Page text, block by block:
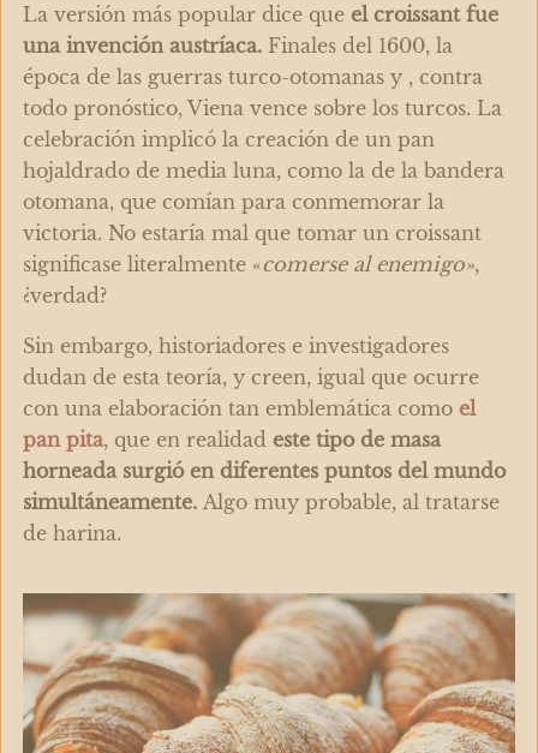
La versión más popular dice queel croissant fue
una invención austríaca.Finales del 1600, la
época de las guerras turco-otomanas y , contra
todo pronóstico, Viena vence sobre los turcos. La
celebración implicó la creación de un pan
hojaldrado de media luna, como la de la bandera
otomana, que comían para conmemorar la
victoria. No estaría mal que tomar un croissant
significase literalmente «comerse al enemigo»,
¿verdad?
Sin embargo, historiadores e investigadores
dudan de esta teoría, y creen, igual que ocurre
con una elaboración tan emblemática como el
pan pita, que en realidad este tipo de masa
horneada surgió en diferentes puntos del mundo
simultáneamente. Algo muy probable, al tratarse
de harina.